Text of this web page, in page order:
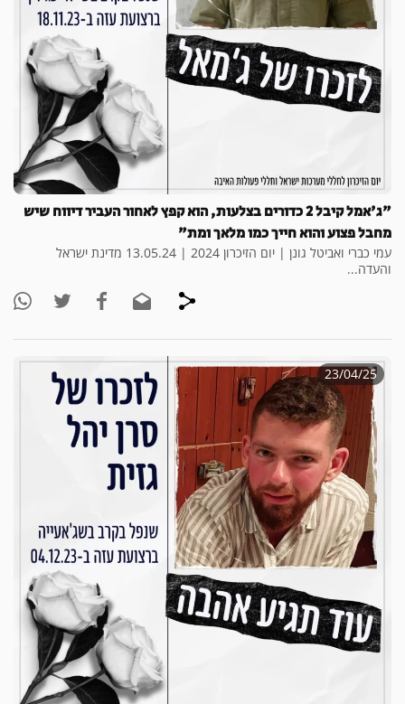
"ג'אמל קיבל 2 כדורים בצלעות, הוא קפץ לאחור העביר דיווח שיש
מחבל פצוע והוא חייך כמו מלאך ומת"
עמי כברי ואביטל גונן | יום הזיכרון 2024 | 13.05.24 מדינת ישראל
והעדה...
23/04/25